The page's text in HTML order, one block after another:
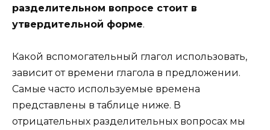
разделительном вопросе стоит в
утвердительной форме.
Какой вспомогательный глагол использовать,
зависит от времени глагола в предложении.
Самые часто используемые времена
представлены в таблице ниже. В
отрицательных разделительных вопросах мы